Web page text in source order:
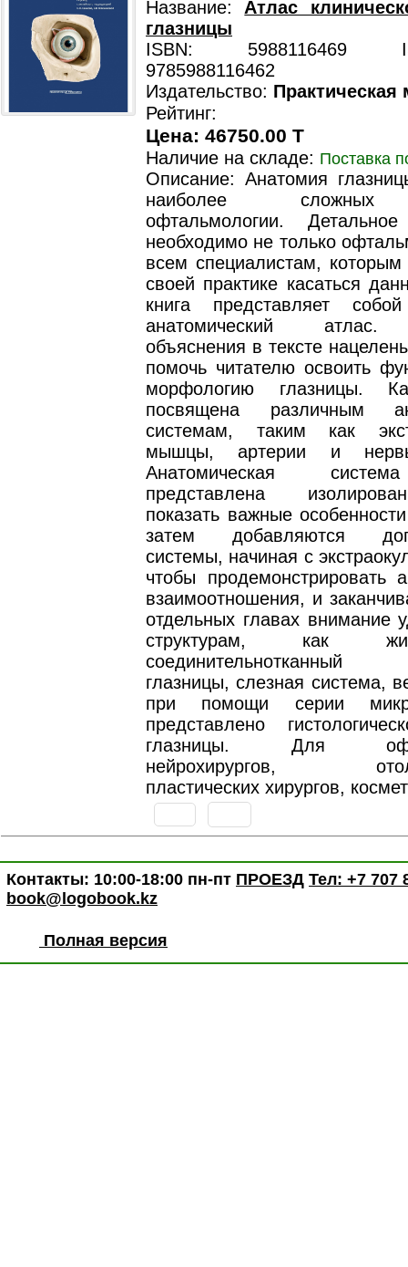
Название: Атлас
глазницы
ISBN: 5988116469
9785988116462
Издательство: Практическая
Рейтинг:
Цена: 46750.00 T
Наличие на складе: Поставка
Описание: Анатомия
наиболее сложных
офтальмологии.
необходимо не только
всем специалистам, которым
своей практике касаться
книга представляет
анатомический атлас.
объяснения в тексте
помочь читателю освоить
морфологию глазницы.
посвящена различным
системам, таким как
мышцы, артерии и
Анатомическая
представлена
показать важные
затем добавляются
системы, начиная с
чтобы продемонстрировать
взаимоотношения, и
отдельных главах внимание
структурам, как
соединительнотканный
глазницы, слезная система,
при помощи серии
представлено
глазницы. Для
нейрохирургов,
пластических хирургов,
Контакты: 10:00-18:00 пн-пт ПРОЕЗД Тел: +7 707
book@logobook.kz
Полная версия